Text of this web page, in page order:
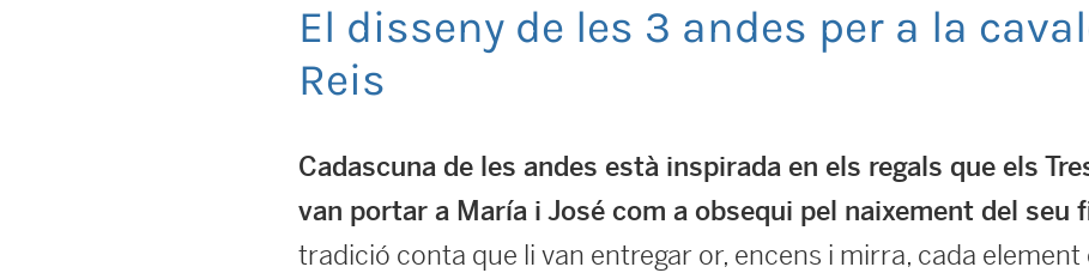
El disseny de les 3 andes per a la
Reis
Cadascuna de les andes està inspirada en els regals que els
van portar a María i José com a obsequi pel naixement del seu
tradició conta que li van entregar or, encens i mirra, cada